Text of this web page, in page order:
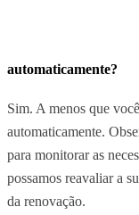
automaticamente?
Sim. A menos que
automaticamente.
para monitorar as
possamos reavaliar a
da renovação.